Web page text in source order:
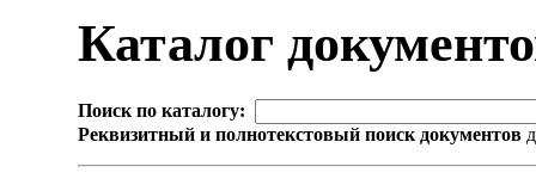
Каталог
Поиск по каталогу:
Реквизитный и полнотекстовый поиск документов